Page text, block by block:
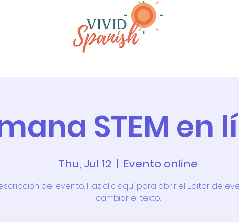
STEM en
Thu, Jul 12
  |
Evento online
del evento. Haz clic aquí para abrir el Editor de
cambiar el texto.